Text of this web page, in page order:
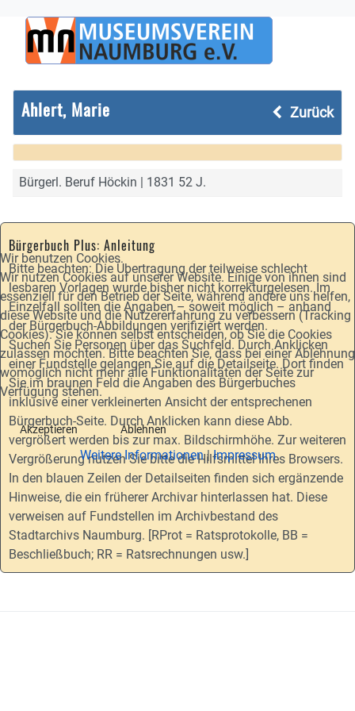
Zurück
Ahlert, Marie
Bürgerl. Beruf Höckin | 1831 52 J.
Bürgerbuch Plus: Anleitung
Bitte beachten: Die Übertragung der teilweise schlecht
lesbaren Vorlagen wurde bisher nicht korrekturgelesen. Im
Einzelfall sollten die Angaben – soweit möglich – anhand
der Bürgerbuch-Abbildungen verifiziert werden.
Suchen Sie Personen über das Suchfeld. Durch Anklicken
einer Fundstelle gelangen Sie auf die Detailseite. Dort finden
Sie im braunen Feld die Angaben des Bürgerbuches
inklusive einer verkleinerten Ansicht der entsprechenen
Bürgerbuch-Seite. Durch Anklicken kann diese Abb.
vergrößert werden bis zur max. Bildschirmhöhe. Zur weiteren
Vergrößerung nutzen Sie bitte die Hilfsmittel Ihres Browsers.
In den blauen Zeilen der Detailseiten finden sich ergänzende
Hinweise, die ein früherer Archivar hinterlassen hat. Diese
verweisen auf Fundstellen im Archivbestand des
Stadtarchivs Naumburg. [RProt = Ratsprotokolle, BB =
Beschließbuch; RR = Ratsrechnungen usw.]
Wir benutzen Cookies
Wir nutzen Cookies auf unserer Website. Einige von ihnen sind
essenziell für den Betrieb der Seite, während andere uns helfen,
diese Website und die Nutzererfahrung zu verbessern (Tracking
Cookies). Sie können selbst entscheiden, ob Sie die Cookies
zulassen möchten. Bitte beachten Sie, dass bei einer Ablehnung
womöglich nicht mehr alle Funktionalitäten der Seite zur
Verfügung stehen.
Akzeptieren Ablehnen
Weitere Informationen|Impressum